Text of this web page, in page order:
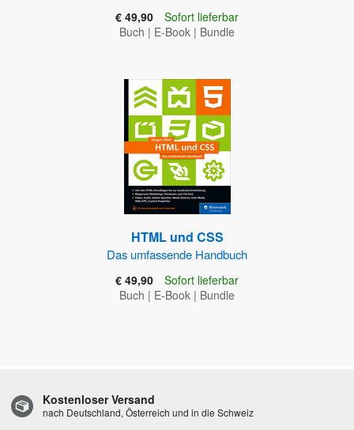
€ 49,90
Sofort lieferbar
Buch | E-Book | Bundle
HTML und CSS
Das umfassende Handbuch
€ 49,90
Sofort lieferbar
Buch | E-Book | Bundle
Kostenloser Versand
nach Deutschland, Österreich und in die Schweiz